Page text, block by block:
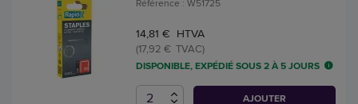
Référence : W51725
14,81 € HTVA
(17,92 € TVAC)
DISPONIBLE, EXPÉDIÉ SOUS 2 À 5 JOURS
AJOUTER